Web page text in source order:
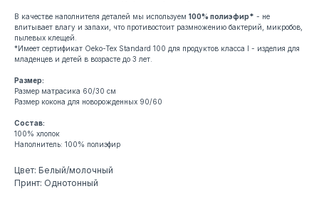
В качестве наполнителя деталей мы используем 100% полиэфир* - не
впитывает влагу и запахи, что противостоит размножению бактерий, микробов,
пылевых клещей.
*Имеет сертификат Oeko-Tex Standard 100 для продуктов класса I - изделия для
младенцев и детей в возрасте до 3 лет.
Размер:
Размер матрасика 60/30 см
Размер кокона для новорожденных 90/60
Состав:
100% хлопок
Наполнитель: 100% полиэфир
Цвет: Белый/молочный
Принт: Однотонный